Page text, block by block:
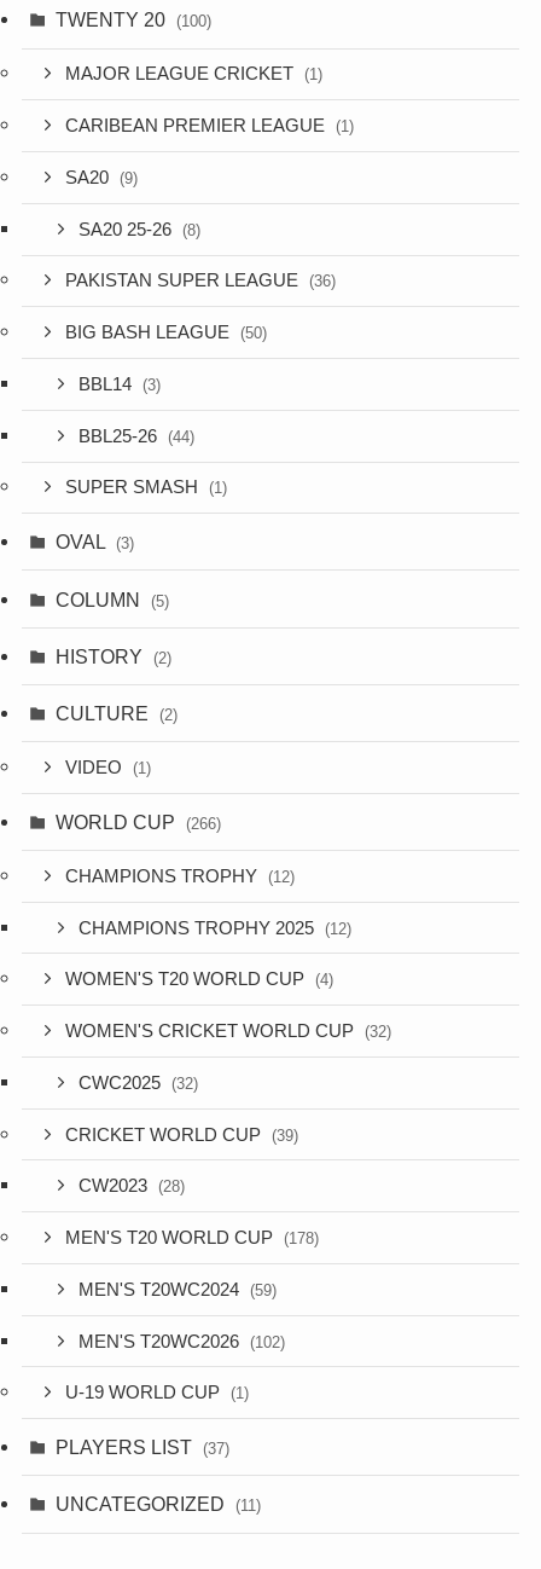
TWENTY 20 (100)
MAJOR LEAGUE CRICKET (1)
CARIBEAN PREMIER LEAGUE (1)
SA20 (9)
SA20 25-26 (8)
PAKISTAN SUPER LEAGUE (36)
BIG BASH LEAGUE (50)
BBL14 (3)
BBL25-26 (44)
SUPER SMASH (1)
OVAL (3)
COLUMN (5)
HISTORY (2)
CULTURE (2)
VIDEO (1)
WORLD CUP (266)
CHAMPIONS TROPHY (12)
CHAMPIONS TROPHY 2025 (12)
WOMEN'S T20 WORLD CUP (4)
WOMEN'S CRICKET WORLD CUP (32)
CWC2025 (32)
CRICKET WORLD CUP (39)
CW2023 (28)
MEN'S T20 WORLD CUP (178)
MEN'S T20WC2024 (59)
MEN'S T20WC2026 (102)
U-19 WORLD CUP (1)
PLAYERS LIST (37)
UNCATEGORIZED (11)